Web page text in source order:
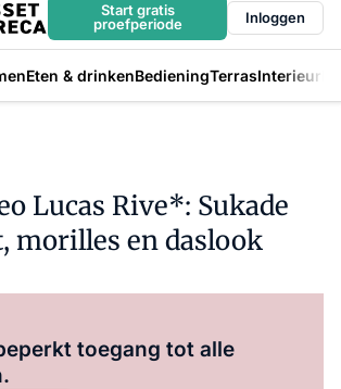
Start gratis
proefperiode
Inloggen
Eten & drinkenBedieningTerrasInterieur
Lucas Rive*: Sukade
morilles en daslook
toegang tot alle